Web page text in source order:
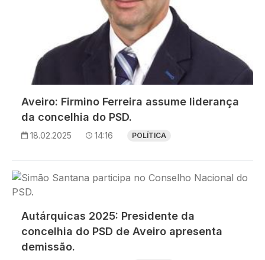
Aveiro: Firmino Ferreira assume liderança
da concelhia do PSD.
18.02.2025 14:16 POLÍTICA
Imagem
Autárquicas 2025: Presidente da
concelhia do PSD de Aveiro apresenta
demissão.